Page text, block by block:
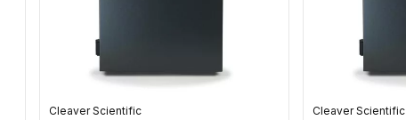
Cleaver Scientific Cleaver Scientific